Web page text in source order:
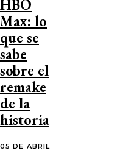
HBO
Max: lo
que se
sabe
sobre el
remake
de la
historia
05 DE ABRIL